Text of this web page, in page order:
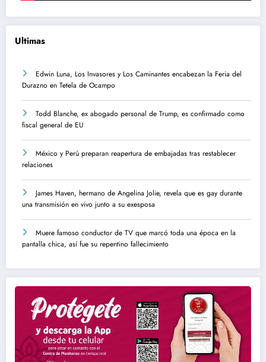
Ultimas
Edwin Luna, Los Invasores y Los Caminantes encabezan la Feria del
Durazno en Tetela de Ocampo
Todd Blanche, ex abogado personal de Trump, es confirmado como
fiscal general de EU
México y Perú preparan reapertura de embajadas tras restablecer
relaciones
James Haven, hermano de Angelina Jolie, revela que es gay durante
una transmisión en vivo junto a su exesposa
Muere famoso conductor de TV que marcó toda una época en la
pantalla chica, así fue su repentino fallecimiento